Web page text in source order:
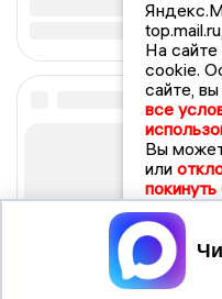
На
cookie.
сайте,
все
Вы
или
покинуть